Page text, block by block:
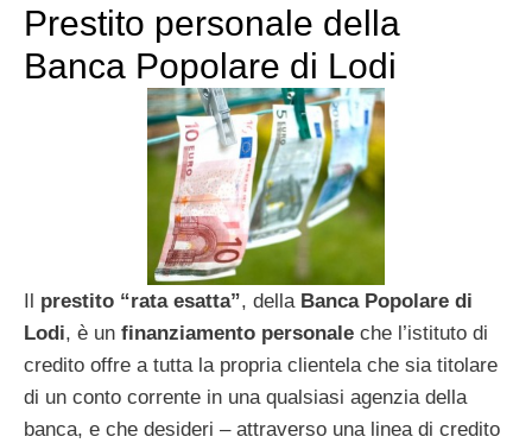
Prestito personale della
Banca Popolare di Lodi
prestito “rata esatta”, della Banca Popolare di
Lodi, è un finanziamento personale che l’istituto di
credito offre a tutta la propria clientela che sia titolare
di un conto corrente in una qualsiasi agenzia della
banca, e che desideri – attraverso una linea di credito